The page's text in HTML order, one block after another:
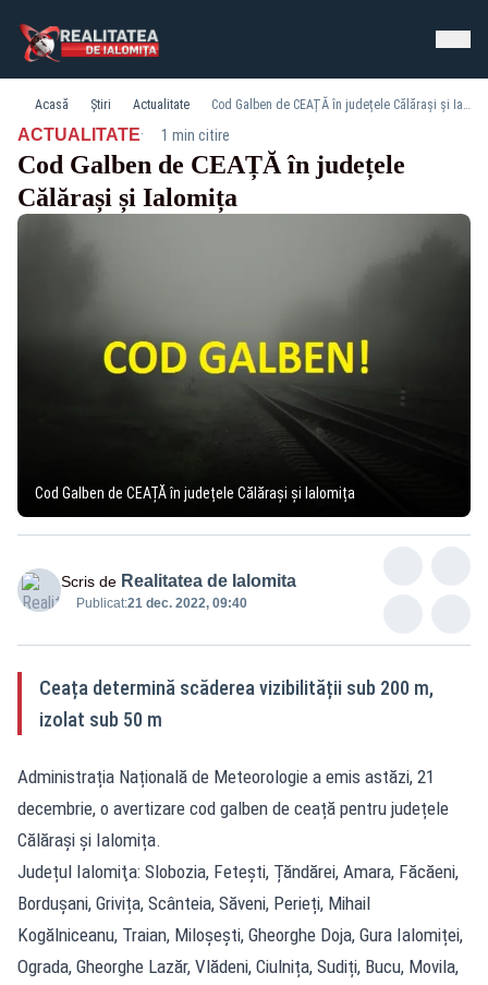
Acasă Știri Actualitate Cod Galben de CEAȚĂ în județele Călărași și Ialomița
ACTUALITATE· 1 min citire
Cod Galben de CEAȚĂ în județele
Călărași și Ialomița
Cod Galben de CEAȚĂ în județele Călărași și Ialomița
Scris de Realitatea de Ialomita
Publicat:21 dec. 2022, 09:40
Ceața determină scăderea vizibilității sub 200 m,
izolat sub 50 m
Administrația Națională de Meteorologie a emis astăzi, 21
decembrie, o avertizare cod galben de ceață pentru județele
Călărași și Ialomița.
Județul Ialomiţa: Slobozia, Fetești, Țăndărei, Amara, Făcăeni,
Bordușani, Grivița, Scânteia, Săveni, Perieți, Mihail
Kogălniceanu, Traian, Miloșești, Gheorghe Doja, Gura Ialomiței,
Ograda, Gheorghe Lazăr, Vlădeni, Ciulnița, Sudiți, Bucu, Movila,